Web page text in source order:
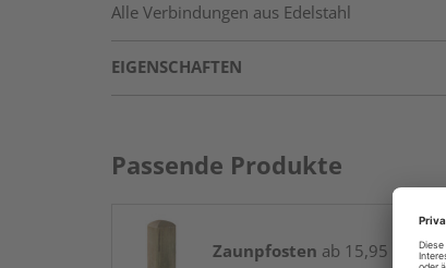
Alle Verbindungen aus Edelstahl
EIGENSCHAFTEN
Passende Produkte
Zaunpfosten ab 15,95 € / Stk.